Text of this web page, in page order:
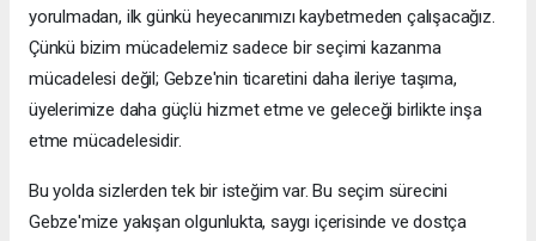
yorulmadan, ilk günkü heyecanımızı kaybetmeden çalışacağız.
Çünkü bizim mücadelemiz sadece bir seçimi kazanma
mücadelesi değil; Gebze'nin ticaretini daha ileriye taşıma,
üyelerimize daha güçlü hizmet etme ve geleceği birlikte inşa
etme mücadelesidir.
Bu yolda sizlerden tek bir isteğim var. Bu seçim sürecini
Gebze'mize yakışan olgunlukta, saygı içerisinde ve dostça